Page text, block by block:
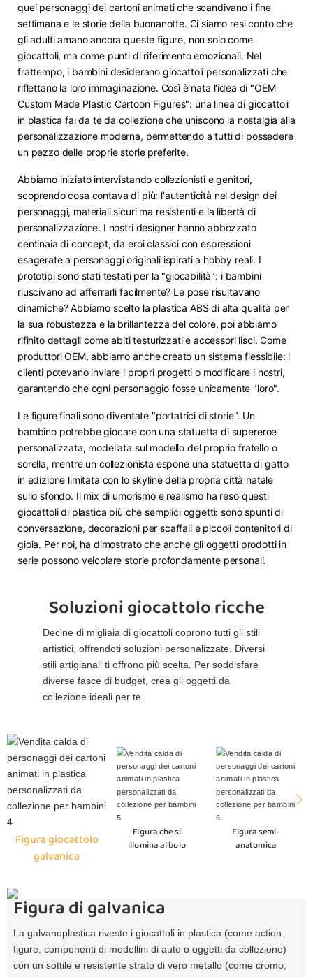
quei personaggi dei cartoni animati che scandivano i fine
settimana e le storie della buonanotte. Ci siamo resi conto che
gli adulti amano ancora queste figure, non solo come
giocattoli, ma come punti di riferimento emozionali. Nel
frattempo, i bambini desiderano giocattoli personalizzati che
riflettano la loro immaginazione. Così è nata l'idea di "OEM
Custom Made Plastic Cartoon Figures": una linea di giocattoli
in plastica fai da te da collezione che uniscono la nostalgia alla
personalizzazione moderna, permettendo a tutti di possedere
un pezzo delle proprie storie preferite.
Abbiamo iniziato intervistando collezionisti e genitori,
scoprendo cosa contava di più: l'autenticità nel design dei
personaggi, materiali sicuri ma resistenti e la libertà di
personalizzazione. I nostri designer hanno abbozzato
centinaia di concept, da eroi classici con espressioni
esagerate a personaggi originali ispirati a hobby reali. I
prototipi sono stati testati per la "giocabilità": i bambini
riuscivano ad afferrarli facilmente? Le pose risultavano
dinamiche? Abbiamo scelto la plastica ABS di alta qualità per
la sua robustezza e la brillantezza del colore, poi abbiamo
rifinito dettagli come abiti testurizzati e accessori lisci. Come
produttori OEM, abbiamo anche creato un sistema flessibile: i
clienti potevano inviare i propri progetti o modificare i nostri,
garantendo che ogni personaggio fosse unicamente "loro".
Le figure finali sono diventate "portatrici di storie". Un
bambino potrebbe giocare con una statuetta di supereroe
personalizzata, modellata sul modello del proprio fratello o
sorella, mentre un collezionista espone una statuetta di gatto
in edizione limitata con lo skyline della propria città natale
sullo sfondo. Il mix di umorismo e realismo ha reso questi
giocattoli di plastica più che semplici oggetti: sono spunti di
conversazione, decorazioni per scaffali e piccoli contenitori di
gioia. Per noi, ha dimostrato che anche gli oggetti prodotti in
serie possono veicolare storie profondamente personali.
Soluzioni giocattolo ricche
Decine di migliaia di giocattoli coprono tutti gli stili
artistici, offrendoti soluzioni personalizzate. Diversi
stili artigianali ti offrono più scelta. Per soddisfare
diverse fasce di budget, crea gli oggetti da
collezione ideali per te.
Figura giocattolo
galvanica
Figura che si
illumina al buio
Figura semi-
anatomica
Figura di galvanica
La galvanoplastica riveste i giocattoli in plastica (come action
figure, componenti di modellini di auto o oggetti da collezione)
con un sottile e resistente strato di vero metallo (come cromo,